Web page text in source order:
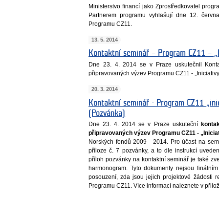
Ministerstvo financí jako Zprostředkovatel
Partnerem programu vyhlašují dne 12.
Programu CZ11.
13. 5. 2014
Kontaktní seminář – Program CZ11 –
Dne 23. 4. 2014 se v Praze uskutečnil
připravovaných výzev Programu CZ11 -
20. 3. 2014
Kontaktní seminář - Program CZ11
(Pozvánka)
Dne 23. 4. 2014 se v Praze uskuteční
připravovaných výzev Programu CZ11 -
Norských fondů 2009 - 2014. Pro účast na
příloze č. 7 pozvánky, a to dle instrukcí
příloh pozvánky na kontaktní seminář je také
harmonogram. Tyto dokumenty nejsou
posouzení, zda jsou jejich projektové žádosti
Programu CZ11. Více informací naleznete v